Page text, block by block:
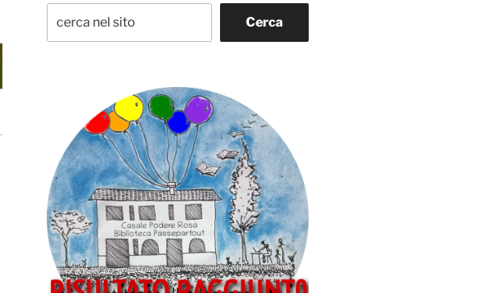
Cerca